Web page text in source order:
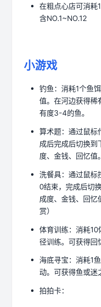
在粗点心店可消耗
含NO.1~NO.12
小游戏
钓鱼：消耗1个鱼
值。在河边获得稀
有度3-4的鱼。
算术题：通过鼠标
成后完成后切换到
度、金钱、回忆值
洗餐具：通过鼠标
0结束，完成后切
成度、金钱、回忆
赏）
体育训练：消耗10
径训练。可获得回
海底寻宝：消耗1
动。可获得鱼或迷
拍拍卡：